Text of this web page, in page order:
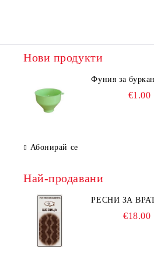
Нови продукти
Фуния за
€1.00
Абонирай се
Най-продавани
РЕСНИ ЗА
€18.00